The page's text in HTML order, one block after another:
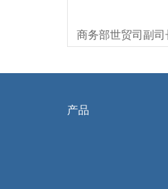
商务部世贸司副
产品